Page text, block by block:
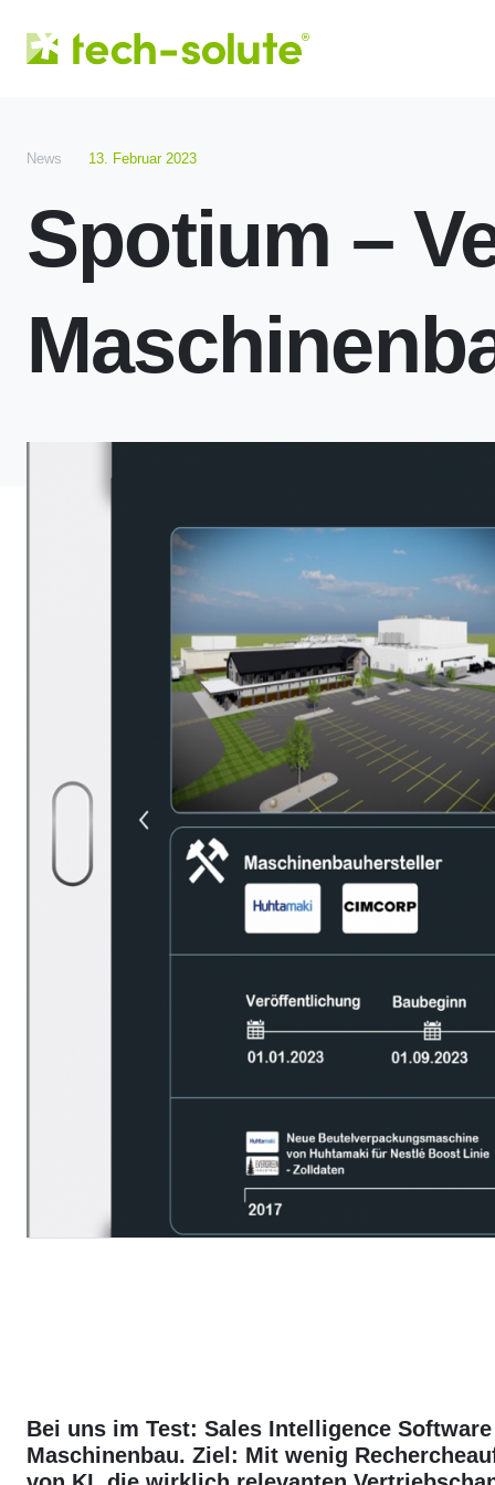
News 13. Februar 2023
Spotium –
Bei uns im Test: Sales Intelligence
Maschinenbau. Ziel: Mit wenig